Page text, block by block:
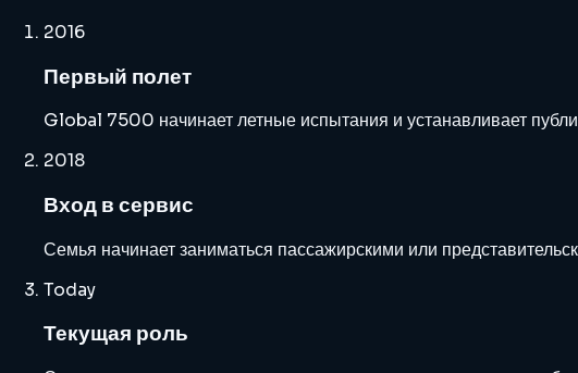
2016
Первый полет
Global 7500 начинает летные испытания и устанавливает
2018
Вход в сервис
Семья начинает заниматься пассажирскими или
Today
Текущая роль